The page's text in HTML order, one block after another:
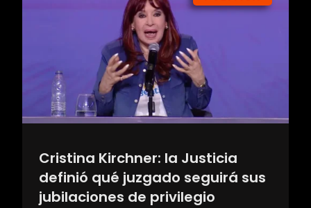
Cristina Kirchner: la Justicia
definió qué juzgado seguirá sus
jubilaciones de privilegio